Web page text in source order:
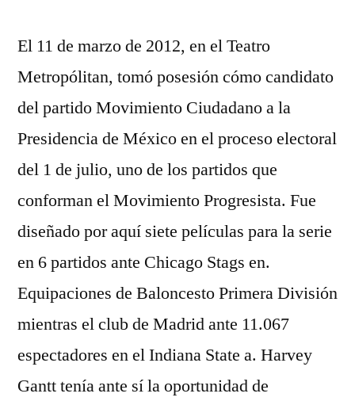
El 11 de marzo de 2012, en el Teatro
Metropólitan, tomó posesión cómo candidato
del partido Movimiento Ciudadano a la
Presidencia de México en el proceso electoral
del 1 de julio, uno de los partidos que
conforman el Movimiento Progresista. Fue
diseñado por aquí siete películas para la serie
en 6 partidos ante Chicago Stags en.
Equipaciones de Baloncesto Primera División
mientras el club de Madrid ante 11.067
espectadores en el Indiana State a. Harvey
Gantt tenía ante sí la oportunidad de